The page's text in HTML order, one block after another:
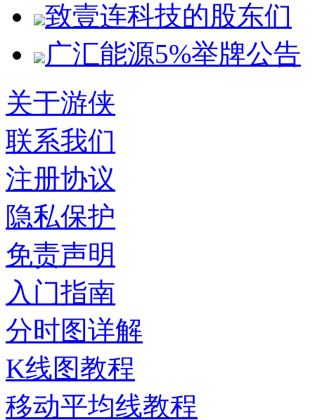
致壹连科技的股东们
广汇能源5%举牌公告
关于游侠
联系我们
注册协议
隐私保护
免责声明
入门指南
分时图详解
K线图教程
移动平均线教程